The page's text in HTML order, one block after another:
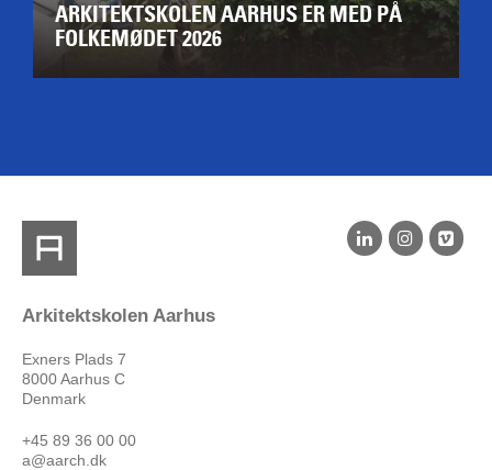
ARKITEKTSKOLEN AARHUS ER MED PÅ
FOLKEMØDET 2026
Arkitektskolen Aarhus
Exners Plads 7
8000 Aarhus C
Denmark
+45 89 36 00 00
a@aarch.dk